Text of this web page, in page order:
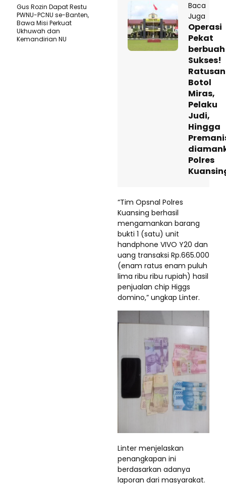
Baca
Juga
Operasi
Pekat
berbuah
Sukses!
Ratusan
Botol
Miras,
Pelaku
Judi,
Hingga
Polres
“Tim Opsnal Polres
Kuansing berhasil
mengamankan barang
bukti 1 (satu) unit
handphone VIVO Y20 dan
uang transaksi Rp.665.000
(enam ratus enam puluh
lima ribu ribu rupiah) hasil
penjualan chip Higgs
domino,” ungkap Linter.
Linter menjelaskan
penangkapan ini
berdasarkan adanya
laporan dari masyarakat.
Gus Rozin Dapat Restu
PWNU-PCNU se-Banten,
Bawa Misi Perkuat
Ukhuwah dan
Kemandirian NU